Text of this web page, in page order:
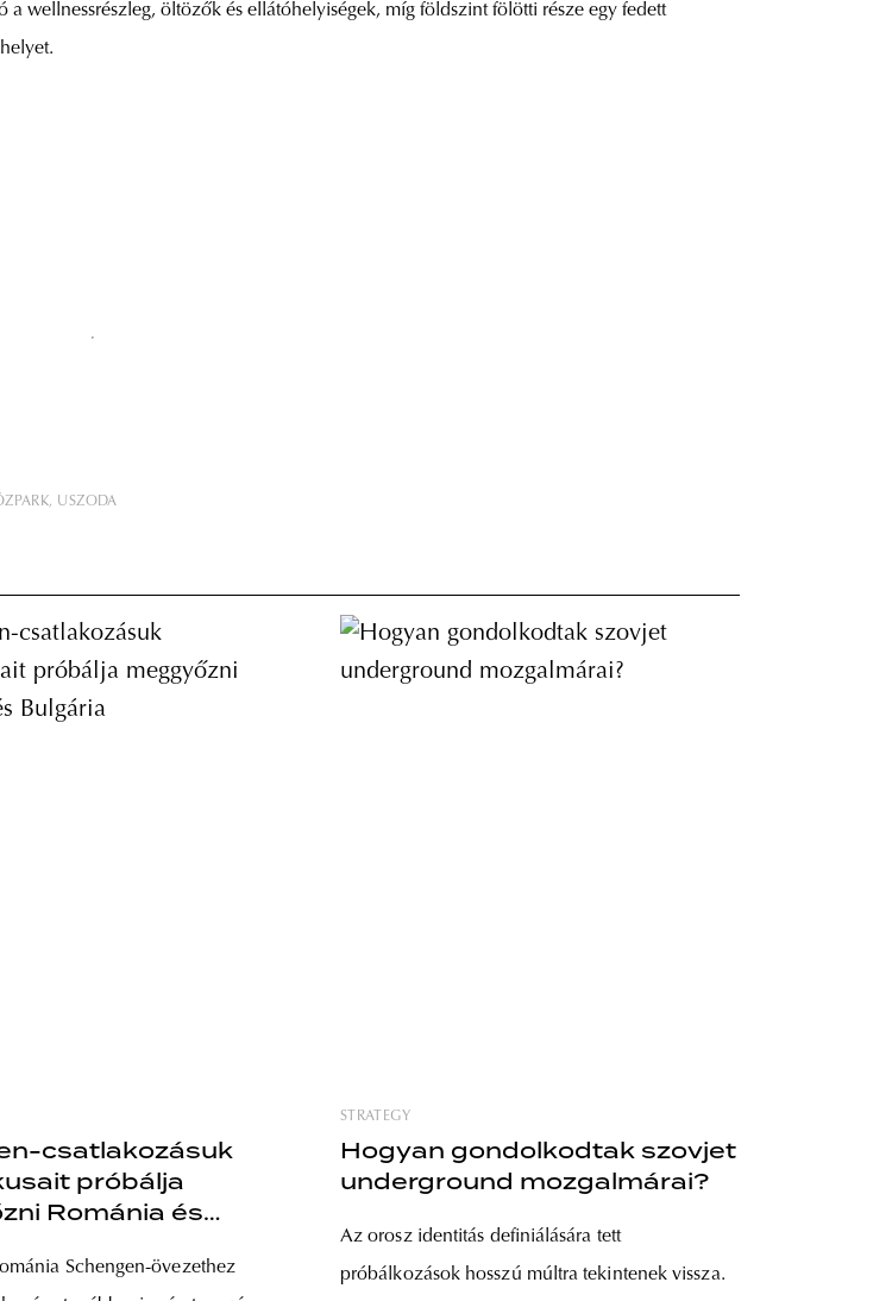
wellnessrészleg, öltözők és ellátóhelyiségek, míg földszint fölötti része egy fedett
USZODA
csatlakozásuk
próbálja
Románia és
Schengen-övezethez
STRATEGY
Hogyan gondolkodtak szovjet
underground mozgalmárai?
Az orosz identitás definiálására tett
próbálkozások hosszú múltra tekintenek vissza.